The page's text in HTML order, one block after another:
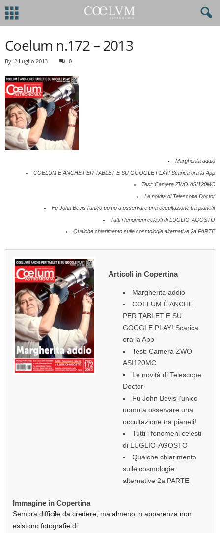
Coelum n.172 – 2013
By 2 Luglio 2013 0
Margherita addio
COELUM È ANCHE PER TABLET E SU GOOGLE PLAY! Scarica ora la App
Test: Camera ZWO ASI120MC
Le novità di Telescope Doctor
Fu John Bevis l’unico uomo a osservare una occultazione tra pianeti!
Tutti i fenomeni celesti di LUGLIO-AGOSTO
Qualche chiarimento sulle cosmologie alternative 2a PARTE
Articoli in Copertina
Margherita addio
COELUM È ANCHE
PER TABLET E SU
GOOGLE PLAY! Scarica
ora la App
Test: Camera ZWO
ASI120MC
Le novità di Telescope
Doctor
Fu John Bevis l’unico
uomo a osservare una
occultazione tra pianeti!
Tutti i fenomeni celesti
di LUGLIO-AGOSTO
Qualche chiarimento
sulle cosmologie
alternative 2a PARTE
Immagine in Copertina
Sembra difficile da credere, ma almeno in apparenza non
esistono fotografie di